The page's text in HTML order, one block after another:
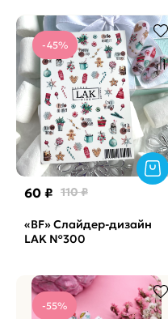
-45%
60 ₽ 110 ₽
«BF» Слайдер-дизайн
LAK №300
-55%